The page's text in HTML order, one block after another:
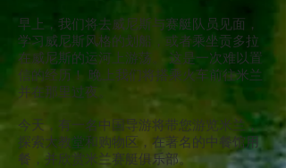
早上，我们将去威尼斯与赛艇队员见面，
学习威尼斯风格的划船，或者乘坐贡多拉
在威尼斯的运河上游荡。 这是一次难以置
信的经历！ 晚上我们将搭乘火车前往米兰
并在那里过夜。
今天，有一名中国导游将带您游览米兰，
探索大教堂和购物区，在著名的中餐馆用
餐，并欣赏米兰赛艇俱乐部。